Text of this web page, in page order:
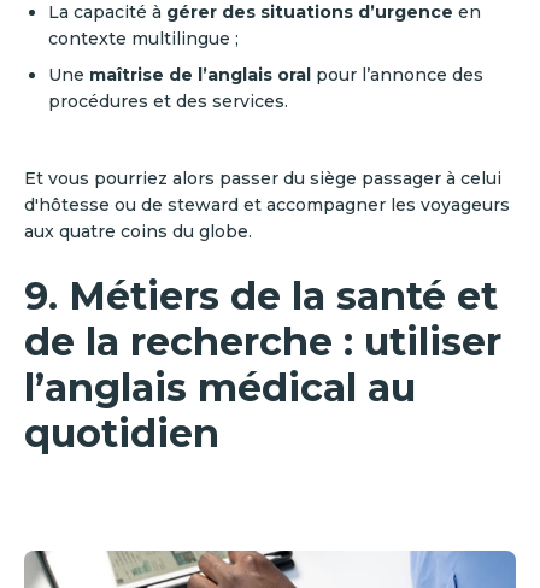
La capacité à gérer des situations d’urgence en
contexte multilingue ;
Une maîtrise de l’anglais oral pour l’annonce des
procédures et des services.
Et vous pourriez alors passer du siège passager à celui
d'hôtesse ou de steward et accompagner les voyageurs
aux quatre coins du globe.
9. Métiers de la santé et
de la recherche : utiliser
l’anglais médical au
quotidien